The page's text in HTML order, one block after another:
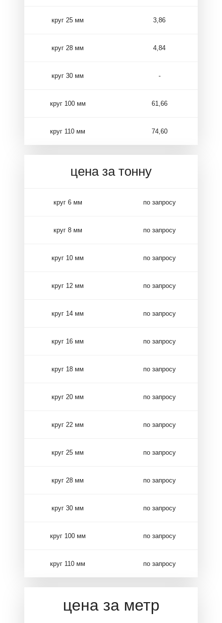
круг 25 мм 3,86
круг 28 мм 4,84
круг 30 мм -
круг 100 мм 61,66
круг 110 мм 74,60
цена за тонну
круг 6 мм по запросу
круг 8 мм по запросу
круг 10 мм по запросу
круг 12 мм по запросу
круг 14 мм по запросу
круг 16 мм по запросу
круг 18 мм по запросу
круг 20 мм по запросу
круг 22 мм по запросу
круг 25 мм по запросу
круг 28 мм по запросу
круг 30 мм по запросу
круг 100 мм по запросу
круг 110 мм по запросу
цена за метр